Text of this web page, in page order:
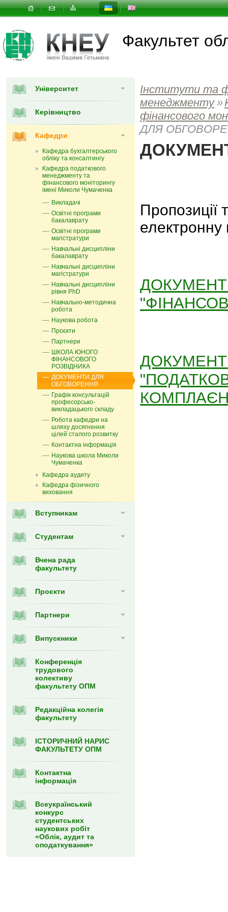
Факультет
Університет
Керівництво
Кафедри
Кафедра бухгалтерського
обліку та консалтингу
Кафедра податкового
менеджменту та
фінансового моніторингу
імені Миколи Чумаченка
Викладачі
Освітні програми
бакалаврату
Освітні програми
магістратури
Навчальні дисципліни
бакалаврату
Навчальні дисципліни
магістратури
Навчальні дисципліни
рівня PhD
Навчально-методична
робота
Наукова робота
Проєкти
Партнери
ШКОЛА ЮНОГО
ФІНАНСОВОГО
РОЗВІДНИКА
ДОКУМЕНТИ ДЛЯ
ОБГОВОРЕННЯ
Графік консультацій
професорсько-
викладацького складу
Робота кафедри на
шляху досягнення
цілей сталого розвитку
Контактна інформація
Наукова школа Миколи
Чумаченка
Кафедра аудиту
Кафедра фізичного
виховання
Вступникам
Студентам
Вчена рада
факультету
Проєкти
Партнери
Випуcкники
Конференція
трудового
колективу
факультету ОПМ
Редакційна колегія
факультету
ІСТОРИЧНИЙ НАРИС
ФАКУЛЬТЕТУ ОПМ
Контактна
інформація
Всеукраїнський
конкурс
студентських
наукових робіт
«Облік, аудит та
оподаткування»
Інститути та
менеджменту »
фінансового
ДЛЯ